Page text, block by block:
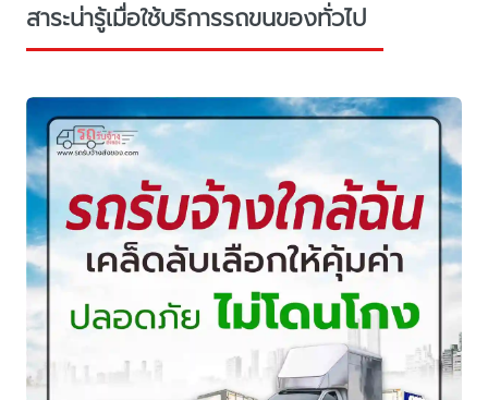
สาระน่ารู้เมื่อใช้บริการรถขนของทั่วไป